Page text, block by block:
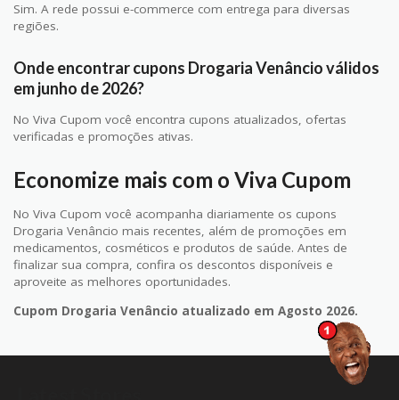
Sim. A rede possui e-commerce com entrega para diversas
regiões.
Onde encontrar cupons Drogaria Venâncio válidos
em junho de 2026?
No Viva Cupom você encontra cupons atualizados, ofertas
verificadas e promoções ativas.
Economize mais com o Viva Cupom
No Viva Cupom você acompanha diariamente os cupons
Drogaria Venâncio mais recentes, além de promoções em
medicamentos, cosméticos e produtos de saúde. Antes de
finalizar sua compra, confira os descontos disponíveis e
aproveite as melhores oportunidades.
Cupom Drogaria Venâncio atualizado em Agosto 2026.